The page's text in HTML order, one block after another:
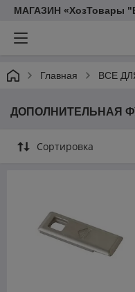
МАГАЗИН «ХозТовары
Главная ВСЕ
ДОПОЛНИТЕЛЬНАЯ
Сортировка